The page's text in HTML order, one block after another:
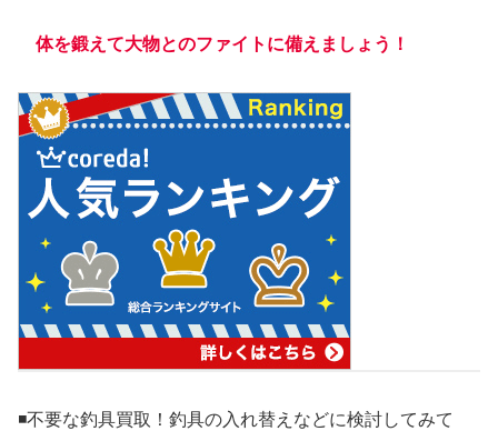
体を鍛えて大物とのファイトに備えましょう！
◾️不要な釣具買取！釣具の入れ替えなどに検討してみて